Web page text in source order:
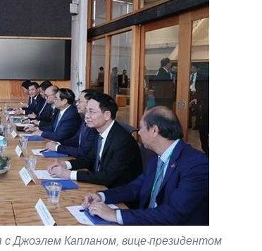
Джоэлем Капланом, вице-президентом